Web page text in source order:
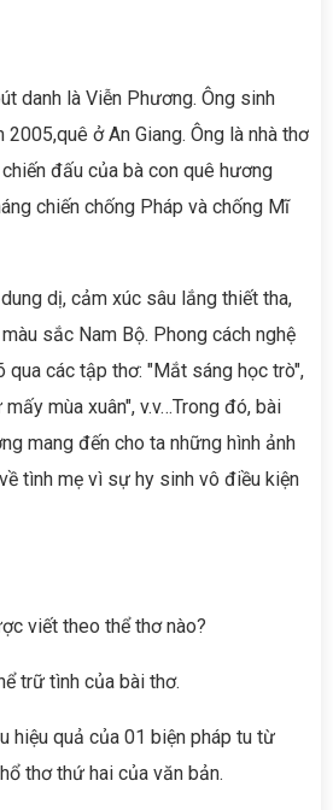
danh là Viễn Phương. Ông sinh
ở An Giang. Ông là nhà thơ
đấu của bà con quê hương
chiến chống Pháp và chống Mĩ
dị, cảm xúc sâu lắng thiết tha,
sắc Nam Bộ. Phong cách nghệ
qua các tập thơ: "Mắt sáng học trò",
mùa xuân", v.v…Trong đó, bài
mang đến cho ta những hình ảnh
tình mẹ vì sự hy sinh vô điều kiện
viết theo thể thơ nào?
trữ tình của bài thơ.
hiệu quả của 01 biện pháp tu từ
thơ thứ hai của văn bản.